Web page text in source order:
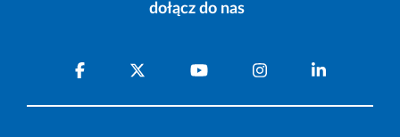
dołącz do nas